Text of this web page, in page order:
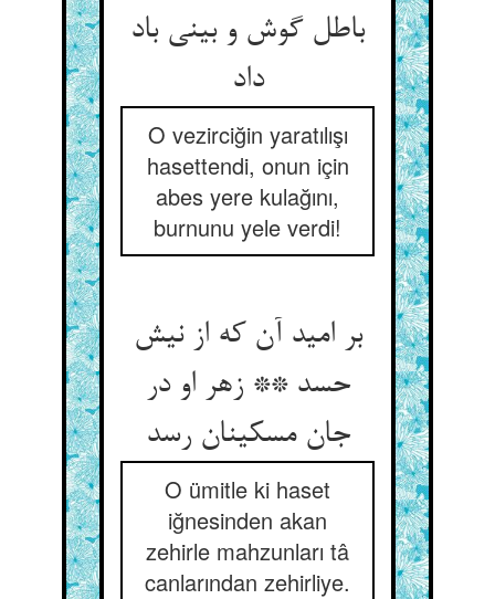
باطل گوش و بینی باد
داد
O vezirciğin yaratılışı
hasettendi, onun için
abes yere kulağını,
burnunu yele verdi!
بر امید آن که از نیش
حسد ** زهر او در
جان مسکینان رسد
O ümitle ki haset
iğnesinden akan
zehirle mahzunları tâ
canlarından zehirliye.